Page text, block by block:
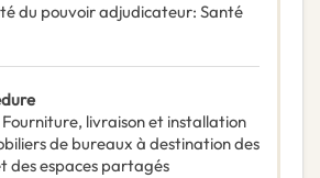
du pouvoir adjudicateur: Santé
Fourniture, livraison et installation
de bureaux à destination des
des espaces partagés